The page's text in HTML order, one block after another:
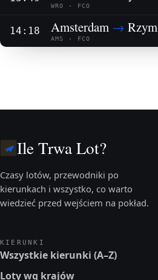
WRO · FCO
14:18 Amsterdam → Rzym
AMS · FCO
Ile Trwa Lot?
Czasy lotów, przewodniki po
kierunkach i wszystko, co warto
wiedzieć przed wejściem na pokład.
KIERUNKI
Wszystkie kierunki (A–Z)
Loty wg krajów